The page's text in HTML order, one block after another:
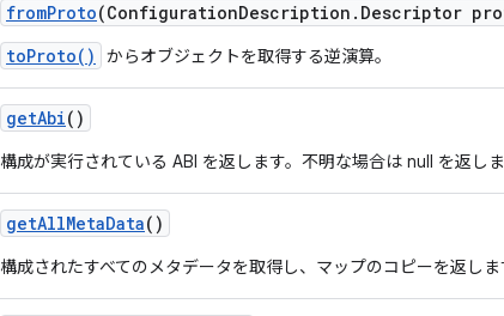
fromProto(ConfigurationDescription . Descriptor
toProto()
からオブジェクトを取得する逆演算。
getAbi()
構成が実行されている ABI を返します。不明な場合は null を返しま
getAllMetaData()
構成されたすべてのメタデータを取得し、マップのコピーを返しま